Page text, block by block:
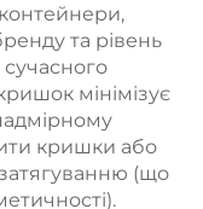
та рівень
сучасного
мінімізує
кришки або
(що